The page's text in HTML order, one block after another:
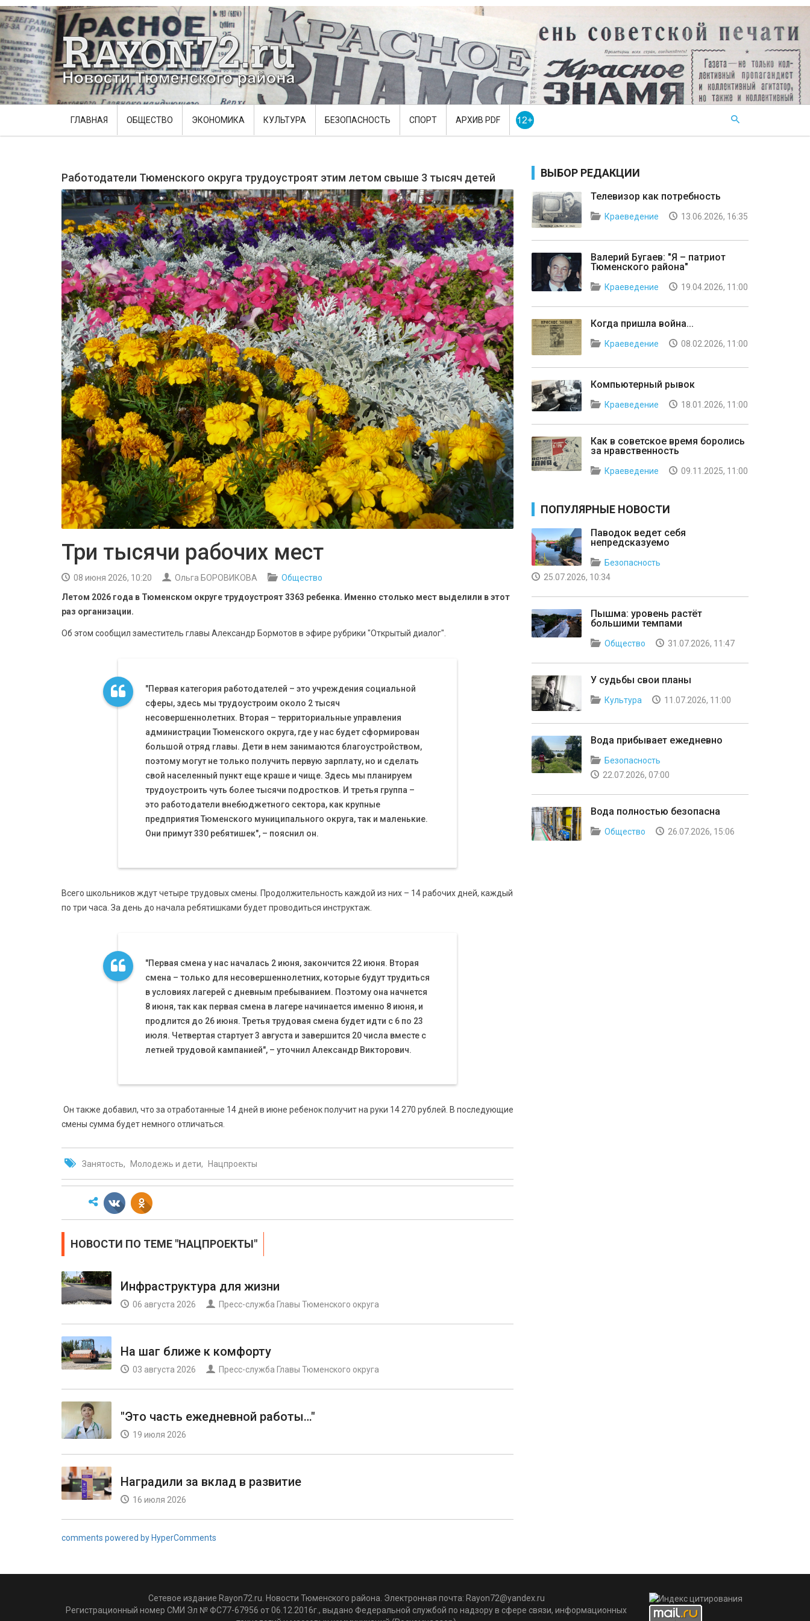
ГЛАВНАЯ ОБЩЕСТВО ЭКОНОМИКА КУЛЬТУРА БЕЗОПАСНОСТЬ СПОРТ АРХИВ PDF
Работодатели Тюменского округа трудоустроят этим летом свыше 3 тысяч детей
Три тысячи рабочих мест
08 июня 2026, 10:20 Ольга БОРОВИКОВА
Общество
Летом 2026 года в Тюменском округе трудоустроят 3363 ребенка. Именно столько мест выделили в этот
раз организации.
Об этом сообщил заместитель главы Александр Бормотов в эфире рубрики "Открытый диалог".
"Первая категория работодателей – это учреждения социальной
сферы, здесь мы трудоустроим около 2 тысяч
несовершеннолетних. Вторая – территориальные управления
администрации Тюменского округа, где у нас будет сформирован
большой отряд главы. Дети в нем занимаются благоустройством,
поэтому могут не только получить первую зарплату, но и сделать
свой населенный пункт еще краше и чище. Здесь мы планируем
трудоустроить чуть более тысячи подростков. И третья группа –
это работодатели внебюджетного сектора, как крупные
предприятия Тюменского муниципального округа, так и маленькие.
Они примут 330 ребятишек", – пояснил он.
Всего школьников ждут четыре трудовых смены. Продолжительность каждой из них – 14 рабочих дней, каждый
по три часа. За день до начала ребятишками будет проводиться инструктаж.
"Первая смена у нас началась 2 июня, закончится 22 июня. Вторая
смена – только для несовершеннолетних, которые будут трудиться
в условиях лагерей с дневным пребыванием. Поэтому она начнется
8 июня, так как первая смена в лагере начинается именно 8 июня, и
продлится до 26 июня. Третья трудовая смена будет идти с 6 по 23
июля. Четвертая стартует 3 августа и завершится 20 числа вместе с
летней трудовой кампанией", – уточнил Александр Викторович.
Он также добавил, что за отработанные 14 дней в июне ребенок получит на руки 14 270 рублей. В последующие
смены сумма будет немного отличаться.
Занятость Молодежь и дети Нацпроекты
НОВОСТИ ПО ТЕМЕ "НАЦПРОЕКТЫ"
Инфраструктура для жизни
06 августа 2026 Пресс-служба Главы Тюменского округа
На шаг ближе к комфорту
03 августа 2026 Пресс-служба Главы Тюменского округа
"Это часть ежедневной работы…"
19 июля 2026
Наградили за вклад в развитие
16 июля 2026
comments powered by HyperComments
ВЫБОР РЕДАКЦИИ
Телевизор как потребность
Краеведение 13.06.2026, 16:35
Валерий Бугаев: "Я – патриот
Тюменского района"
Краеведение 19.04.2026, 11:00
Когда пришла война...
Краеведение 08.02.2026, 11:00
Компьютерный рывок
Краеведение 18.01.2026, 11:00
Как в советское время боролись
за нравственность
Краеведение 09.11.2025, 11:00
ПОПУЛЯРНЫЕ НОВОСТИ
Паводок ведет себя
непредсказуемо
Безопасность
25.07.2026, 10:34
Пышма: уровень растёт
большими темпами
Общество 31.07.2026, 11:47
У судьбы свои планы
Культура 11.07.2026, 11:00
Вода прибывает ежедневно
Безопасность
22.07.2026, 07:00
Вода полностью безопасна
Общество 26.07.2026, 15:06
Сетевое издание Rayon72.ru. Новости Тюменского района. Электронная почта: Rayon72@yandex.ru
Регистрационный номер СМИ Эл № ФС77-67956 от 06.12.2016г., выдано Федеральной службой по надзору в сфере связи, информационных